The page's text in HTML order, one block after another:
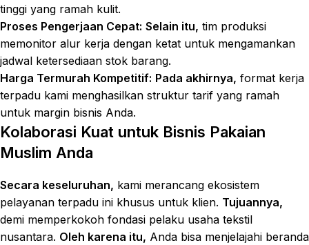
tinggi yang ramah kulit.
Proses Pengerjaan Cepat: Selain itu, tim produksi
memonitor alur kerja dengan ketat untuk mengamankan
jadwal ketersediaan stok barang.
Harga Termurah Kompetitif: Pada akhirnya, format kerja
terpadu kami menghasilkan struktur tarif yang ramah
untuk margin bisnis Anda.
Kolaborasi Kuat untuk Bisnis Pakaian
Muslim Anda
Secara keseluruhan, kami merancang ekosistem
pelayanan terpadu ini khusus untuk klien. Tujuannya,
demi memperkokoh fondasi pelaku usaha tekstil
nusantara. Oleh karena itu, Anda bisa menjelajahi beranda